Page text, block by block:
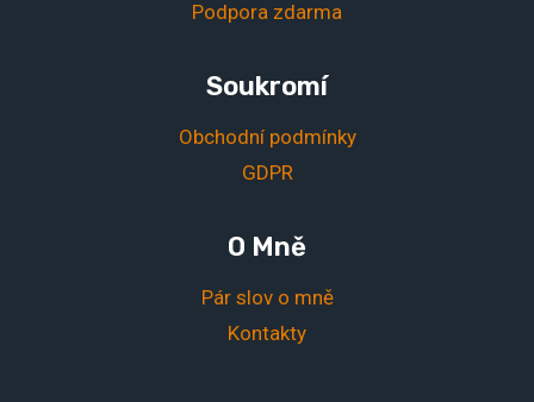
Podpora zdarma
Soukromí
Obchodní podmínky
GDPR
O Mně
Pár slov o mně
Kontakty